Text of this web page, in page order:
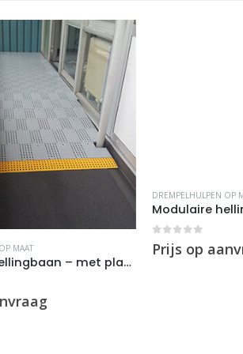
Modulaire hellingbaan – met platform
DREMPELHULPEN OP MAAT
Modulaire hellingbaan – 1 hoek
Prijs op aanvraag